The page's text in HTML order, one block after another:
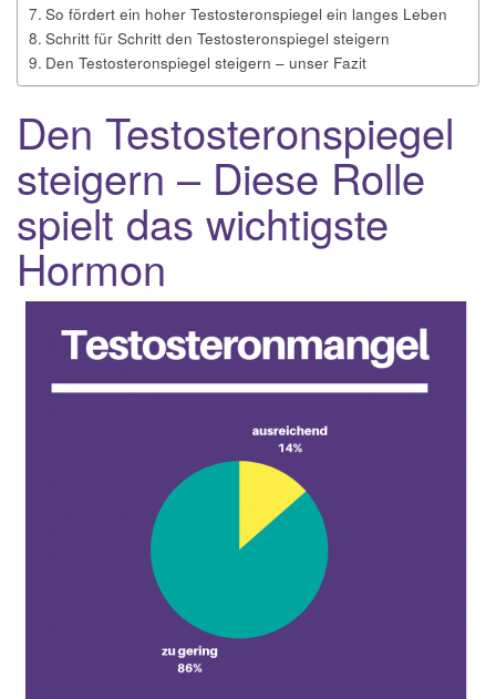
So fördert ein hoher Testosteronspiegel ein langes Leben
Schritt für Schritt den Testosteronspiegel steigern
Den Testosteronspiegel steigern – unser Fazit
Den Testosteronspiegel
steigern – Diese Rolle
spielt das wichtigste
Hormon